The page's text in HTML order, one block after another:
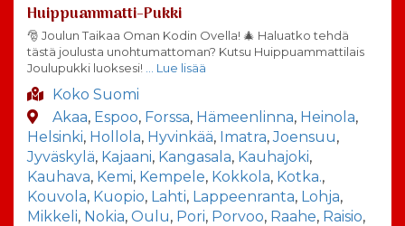
Huippuammatti-Pukki
🎅 Joulun Taikaa Oman Kodin Ovella! 🎄 Haluatko tehdä
tästä joulusta unohtumattoman? Kutsu Huippuammattilais
Joulupukki luoksesi! … Lue lisää
Koko Suomi
Akaa, Espoo, Forssa, Hämeenlinna, Heinola,
Helsinki, Hollola, Hyvinkää, Imatra,Joensuu,
Jyväskylä, Kajaani, Kangasala, Kauhajoki,
Kauhava, Kemi, Kempele, Kokkola, Kotka.,
Kouvola, Kuopio, Lahti, Lappeenranta, Lohja,
Mikkeli, Nokia, Oulu, Pori, Porvoo, Raahe, Raisio,